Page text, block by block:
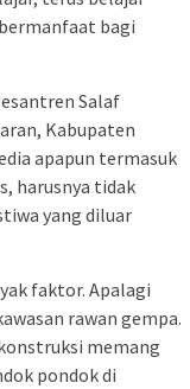
bagi
Salaf
Kabupaten
apapun termasuk
harusnya tidak
yang diluar
faktor. Apalagi
rawan gempa.
memang
pondok di